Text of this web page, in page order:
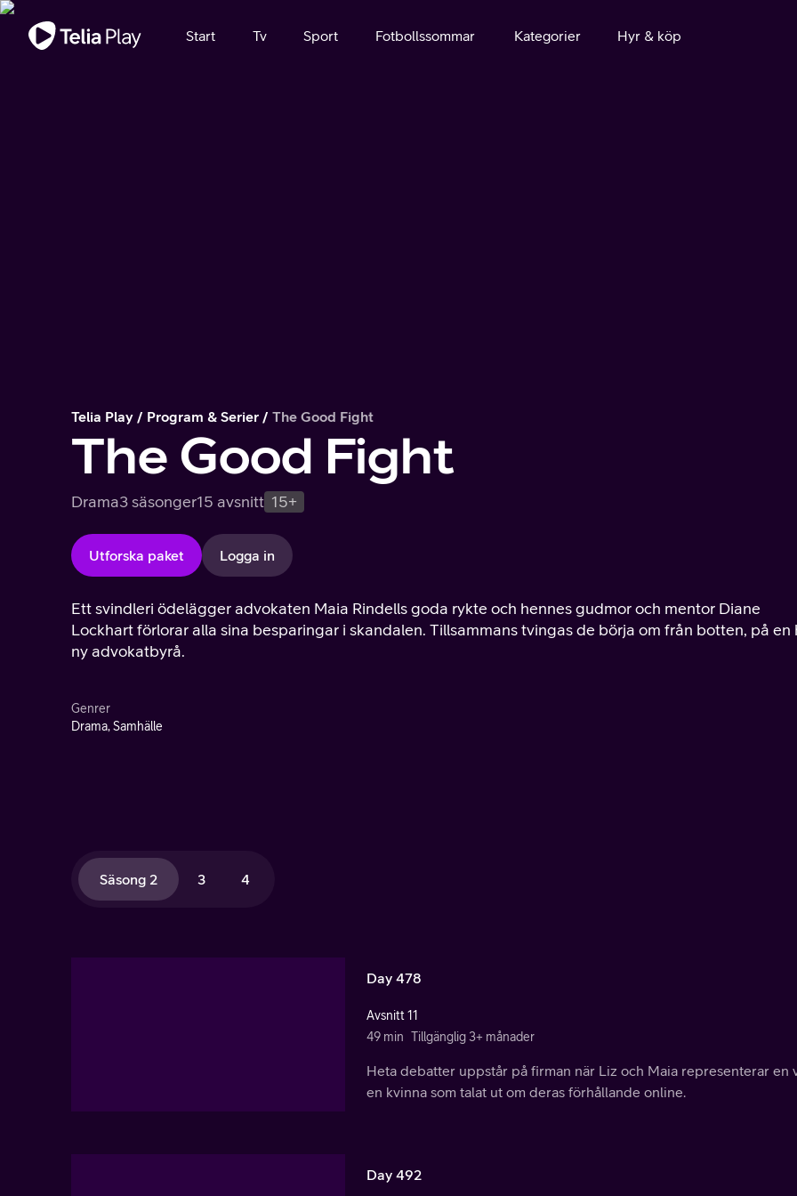
Viktigt meddelande
Start Tv Sport Fotbollssommar Kategorier Hyr & köp
Telia Play Program & Serier The Good Fight
The Good Fight
Drama3 säsonger15 avsnitt 15+
Utforska paket Logga in
Ett svindleri ödelägger advokaten Maia Rindells goda rykte och hennes gudmor och mentor Diane
Lockhart förlorar alla sina besparingar i skandalen. Tillsammans tvingas de börja om från botten, på en
ny advokatbyrå.
Genrer
Drama, Samhälle
Säsong 2 3 4
Day 478
Avsnitt 11
49 min Tillgänglig 3+ månader
Heta debatter uppstår på firman när Liz och Maia representerar en
en kvinna som talat ut om deras förhållande online.
Day 492